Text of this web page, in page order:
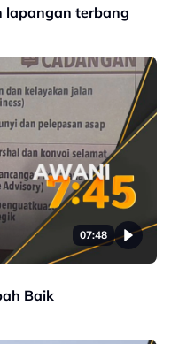
lapangan terbang
07:48
Baik